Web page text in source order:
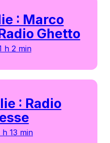
: Marco
Ghetto
h 2 min
: Radio
h 13 min